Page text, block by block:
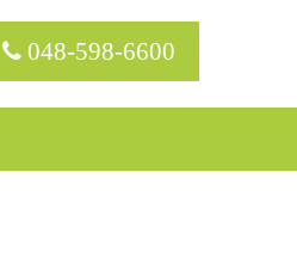
048-598-6600